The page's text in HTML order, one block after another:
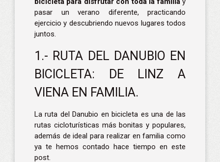
pasar un verano diferente, practicando
ejercicio y descubriendo nuevos lugares todos
juntos.
1.- RUTA DEL DANUBIO EN
BICICLETA: DE LINZ A
VIENA EN FAMILIA.
La ruta del Danubio en bicicleta es una de las
rutas cicloturísticas más bonitas y populares,
además de ideal para realizar en familia como
ya te hemos contado hace tiempo en este
post.